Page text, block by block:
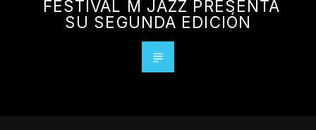
FESTIVAL M JAZZ PRESENTA
SU SEGUNDA EDICIÓN